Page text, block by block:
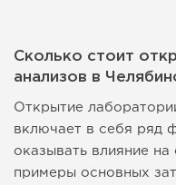
Сколько стоит
анализов в
Открытие
включает в себя ряд
оказывать влияние
примеры основных